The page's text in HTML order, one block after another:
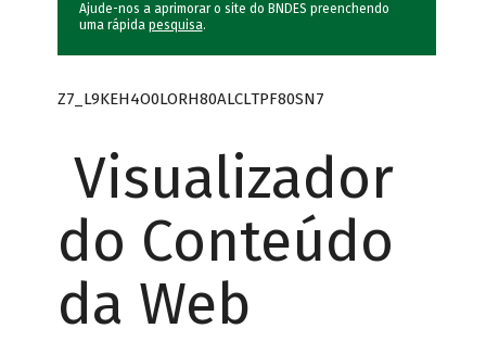
Ajude-nos a aprimorar o site do BNDES preenchendo
uma rápida pesquisa.
Z7_L9KEH4O0LORH80ALCLTPF80SN7
Visualizador
do Conteúdo
da Web